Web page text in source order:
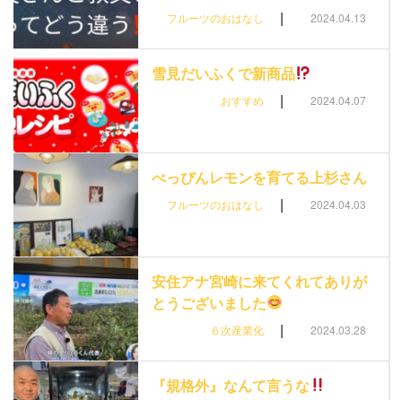
フルーツのおはなし | 2024.04.13
雪見だいふくで新商品
おすすめ | 2024.04.07
べっぴんレモンを育てる上杉さん
フルーツのおはなし | 2024.04.03
安住アナ宮崎に来てくれてありが
とうございました
６次産業化 | 2024.03.28
『規格外』なんて言うな